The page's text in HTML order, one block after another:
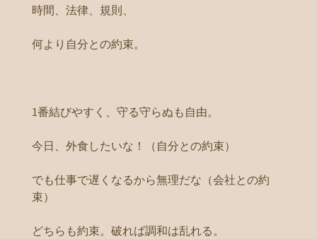
時間、法律、規則、
何より自分との約束。
1番結びやすく、守る守らぬも自由。
今日、外食したいな！（自分との約束）
でも仕事で遅くなるから無理だな（会社との約
束）
どちらも約束。破れば調和は乱れる。